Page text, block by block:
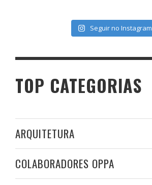
Seguir no Instagram
TOP CATEGORIAS
ARQUITETURA
COLABORADORES OPPA